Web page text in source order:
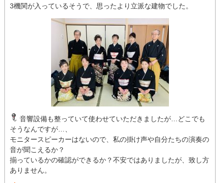
3機関が入っているそうで、思ったより立派な建物でした。
音響設備も整っていて使わせていただきましたが…どこでも
そうなんですが…、
モニタースピーカーはないので、私の掛け声や自分たちの演奏の
音が聞こえるか？
揃っているかの確認ができるか？不安ではありましたが、致し方
ありません。